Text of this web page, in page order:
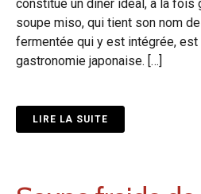
constitue un dîner idéal, à la fois
soupe miso, qui tient son nom
fermentée qui y est intégrée,
gastronomie japonaise. […]
LIRE LA SUITE